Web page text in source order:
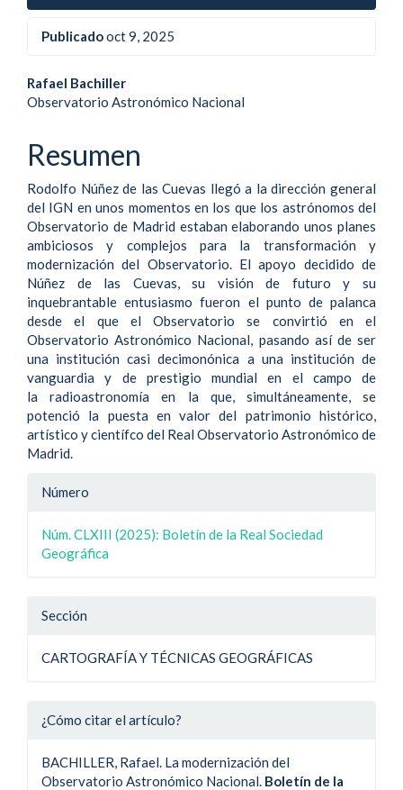
Publicadooct 9, 2025
Contenido
del
artículo
Rafael Bachiller
Observatorio Astronómico Nacional
Resumen
Rodolfo Núñez de las Cuevas llegó a la dirección general
del IGN en unos momentos en los que los astrónomos del
Observatorio de Madrid estaban elaborando unos planes
ambiciosos y complejos para la transformación y
modernización del Observatorio. El apoyo decidido de
Núñez de las Cuevas, su visión de futuro y su
inquebrantable entusiasmo fueron el punto de palanca
desde el que el Observatorio se convirtió en el
Observatorio Astronómico Nacional, pasando así de ser
una institución casi decimonónica a una institución de
vanguardia y de prestigio mundial en el campo de
la radioastronomía en la que, simultáneamente, se
potenció la puesta en valor del patrimonio histórico,
artístico y científco del Real Observatorio Astronómico de
Madrid.
Detalle
artículo
Número
Núm. CLXIII (2025): Boletín de la Real Sociedad
Geográfica
Sección
CARTOGRAFÍA Y TÉCNICAS GEOGRÁFICAS
¿Cómo citar el artículo?
BACHILLER, Rafael. La modernización del
Observatorio Astronómico Nacional. Boletín de la